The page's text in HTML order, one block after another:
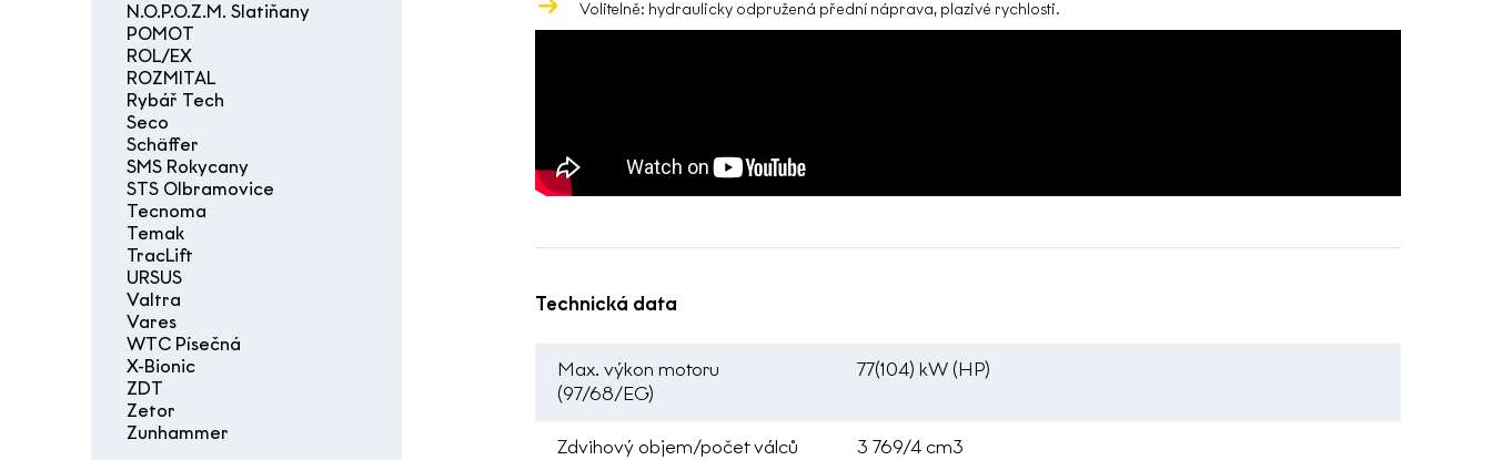
N.O.P.O.Z.M. Slatiňany
POMOT
ROL/EX
ROZMITAL
Rybář Tech
Seco
Schäffer
SMS Rokycany
STS Olbramovice
Tecnoma
Temak
TracLift
URSUS
Valtra
Vares
WTC Písečná
X-Bionic
ZDT
Zetor
Zunhammer
Volitelně: hydraulicky odpružená přední náprava, plazivé rychlosti.
Technická data
Max. výkon motoru
(97/68/EG)
77(104) kW (HP)
Zdvihový objem/počet válců 3 769/4 cm3